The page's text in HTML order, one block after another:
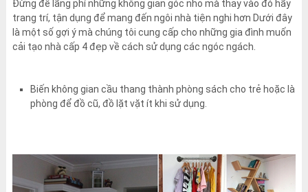
Đừng để lãng phí những không gian góc nhỏ mà thay vào đó hãy
trang trí, tận dụng để mang đến ngôi nhà tiện nghi hơn Dưới đây
là một số gợi ý mà chúng tôi cung cấp cho những gia đình muốn
cải tạo nhà cấp 4 đẹp về cách sử dụng các ngóc ngách.
Biến không gian cầu thang thành phòng sách cho trẻ hoặc là
phòng để đồ cũ, đồ lặt vặt ít khi sử dụng.